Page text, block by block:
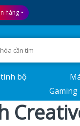
hàng
bộ
Gaming